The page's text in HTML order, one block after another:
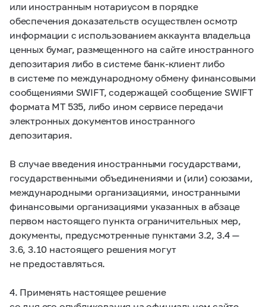
или иностранным нотариусом в порядке
обеспечения доказательств осуществлен осмотр
информации с использованием аккаунта владельца
ценных бумаг, размещенного на сайте иностранного
депозитария либо в системе банк-клиент либо
в системе по международному обмену финансовыми
сообщениями SWIFT, содержащей сообщение SWIFT
формата MT 535, либо ином сервисе передачи
электронных документов иностранного
депозитария.
В случае введения иностранными государствами,
государственными объединениями и (или) союзами,
международными организациями, иностранными
финансовыми организациями указанных в абзаце
первом настоящего пункта ограничительных мер,
документы, предусмотренные пунктами 3.2, 3.4 —
3.6, 3.10 настоящего решения могут
не предоставляться.
4. Применять настоящее решение